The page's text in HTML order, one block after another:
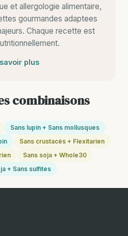
et allergologie alimentaire,
gourmandes adaptees
Chaque recette est
plus
combinaisons
Sans lupin + Sans mollusques
Sans crustacés + Flexitarien
Sans soja + Whole30
+ Sans sulfites